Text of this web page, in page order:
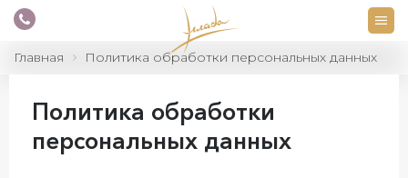
Главная Политика обработки персональных данных
Политика обработки
персональных данных